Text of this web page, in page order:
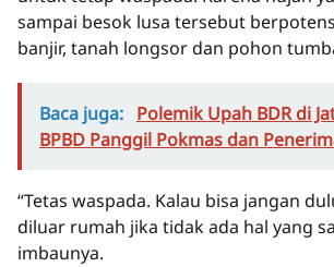
sampai besok lusa tersebut
banjir, tanah longsor dan pohon
Baca juga: Polemik Upah BDR di
BPBD Panggil Pokmas dan
“Tetas waspada. Kalau bisa jangan
diluar rumah jika tidak ada hal yang
imbaunya.